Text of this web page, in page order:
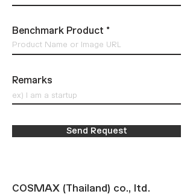
Benchmark Product
Remarks
Send Request
COSMAX (Thailand) co., ltd.